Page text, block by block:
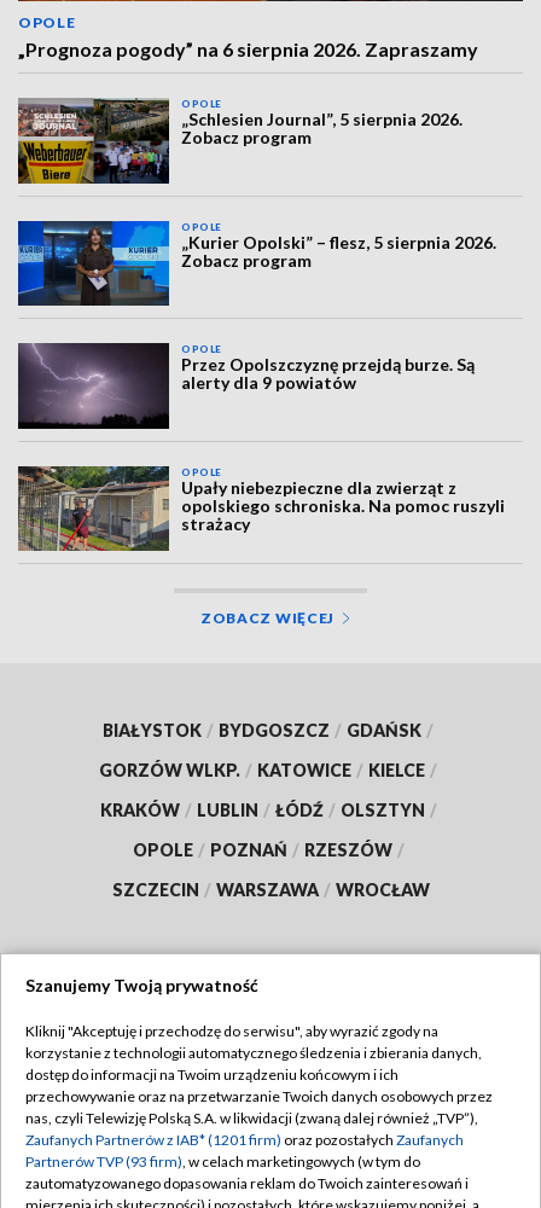
OPOLE
„Prognoza pogody” na 6 sierpnia 2026. Zapraszamy
OPOLE
„Schlesien Journal”, 5 sierpnia 2026.
Zobacz program
OPOLE
„Kurier Opolski” – flesz, 5 sierpnia 2026.
Zobacz program
OPOLE
Przez Opolszczyznę przejdą burze. Są
alerty dla 9 powiatów
OPOLE
Upały niebezpieczne dla zwierząt z
opolskiego schroniska. Na pomoc ruszyli
strażacy
ZOBACZ WIĘCEJ
BIAŁYSTOK / BYDGOSZCZ / GDAŃSK /
GORZÓW WLKP. / KATOWICE / KIELCE /
KRAKÓW / LUBLIN / ŁÓDŹ / OLSZTYN /
OPOLE / POZNAŃ / RZESZÓW /
SZCZECIN / WARSZAWA / WROCŁAW
TVP
Abonament TVP
Emisja w TVP
Centrum informacji TVP
Regulamin TVP
Polityka prywatności
Moje zgody
Szanujemy Twoją prywatność
Kliknij "Akceptuję i przechodzę do serwisu", aby wyrazić zgody na
korzystanie z technologii automatycznego śledzenia i zbierania danych,
dostęp do informacji na Twoim urządzeniu końcowym i ich
przechowywanie oraz na przetwarzanie Twoich danych osobowych przez
nas, czyli Telewizję Polską S.A. w likwidacji (zwaną dalej również „TVP”),
Zaufanych Partnerów z IAB* (1201 firm) oraz pozostałych Zaufanych
Partnerów TVP (93 firm), w celach marketingowych (w tym do
zautomatyzowanego dopasowania reklam do Twoich zainteresowań i